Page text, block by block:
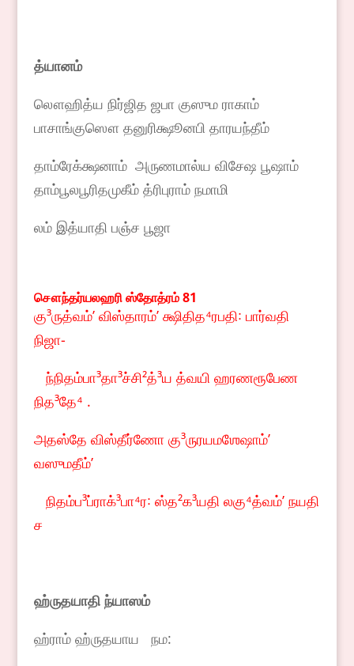
த்யானம்
லௌஹித்ய நிர்ஜித ஜபா குஸும ராகாம்
பாசாங்குஸௌ தனுரிக்ஷூனபி தாரயந்தீம்
தாம்ரேக்க்ஷனாம் அருணமால்ய விசேஷ பூஷாம்
தாம்பூலபூரிதமுகீம் த்ரிபுராம் நமாமி
லம் இத்யாதி பஞ்ச பூஜா
சௌந்தர்யலஹரி ஸ்தோத்ரம் 81
கு³ருத்வம்ʼ விஸ்தாரம்ʼ க்ஷிதித⁴ரபதி꞉ பார்வதி
நிஜா-
ந்நிதம்பா³தா³ச்சி²த்³ய த்வயி ஹரணரூபேண
நித³தே⁴ .
அதஸ்தே விஸ்தீர்ணோ கு³ருரயமஶேஷாம்ʼ
வஸுமதீம்ʼ
நிதம்ப³ப்ராக்³பா⁴ர꞉ ஸ்த²க³யதி லகு⁴த்வம்ʼ நயதி
ச
ஹ்ருதயாதி ந்யாஸம்
ஹ்ராம் ஹ்ருதயாய நம: